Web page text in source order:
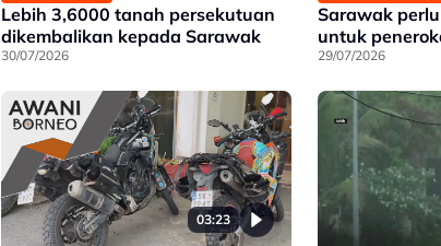
Lebih 3,6000 tanah persekutuan
dikembalikan kepada Sarawak
30/07/2026
Sarawak
untuk
29/07/2026
03:23